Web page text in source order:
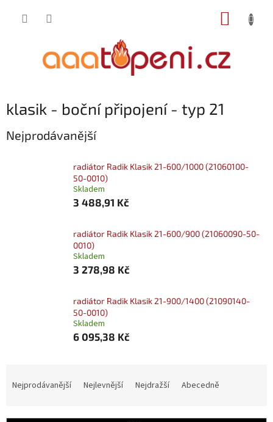
klasik - boční připojení - typ 21
Nejprodávanější
radiátor Radik Klasik 21-600/1000 (21060100-
50-0010)
Skladem
3 488,91 Kč
radiátor Radik Klasik 21-600/900 (21060090-50-
0010)
Skladem
3 278,98 Kč
radiátor Radik Klasik 21-900/1400 (21090140-
50-0010)
Skladem
6 095,38 Kč
Nejprodávanější Nejlevnější Nejdražší Abecedně